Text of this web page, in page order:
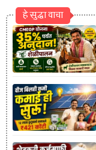
हे सुद्धा वाचा